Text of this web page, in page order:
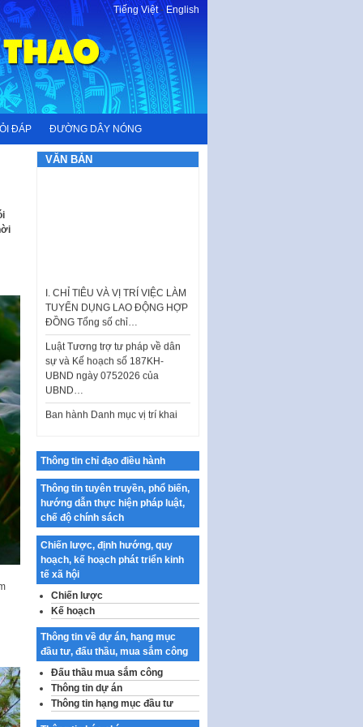
Tiếng Việt-English
ĐÁP ĐƯỜNG DÂY NÓNG
VĂN BẢN
TUYỂN DỤNG LAO ĐỘNG HỢP
ĐỒNG Tổng số chỉ…
Luật Tương trợ tư pháp về dân
sự và Kế hoạch số 187KH-
UBND ngày 0752026 của
UBND…
Ban hành Danh mục vị trí khai
thác quảng cáo trên địa bàn
thành phố Hà Nội
chính luận về bảo vệ nền tảng tư
tưởng của Đảng…
Công bố công khai dự toán kinh
phí xây dựng pháp luật, hoàn
thiện thể chế, chính…
Quy định về nghiên cứu, ứng
dụng khoa học, công nghệ, đổi
mới sáng tạo và chuyển…
Quy định chi tiết và hướng dẫn
thi hành một số điều của Luật Lý
lịch tư…
Sửa đổi, bổ sung một số nội
dung tại Nghị quyết số 30/NQ-
CP ngày 24 tháng 02…
Ban hành Chương trình hành
Thông tin chỉ đạo điều hành
Thông tin tuyên truyền, phổ biến,
hướng dẫn thực hiện pháp luật,
chế độ chính sách
Chiến lược, định hướng, quy
hoạch, kế hoạch phát triển kinh
tế xã hội
Chiến lược
Kế hoạch
Thông tin về dự án, hạng mục
đầu tư, đấu thầu, mua sắm công
Đấu thầu mua sắm công
Thông tin dự án
Thông tin hạng mục đầu tư